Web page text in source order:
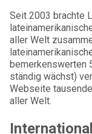
Seit 2003 brachte
aller Welt
bemerkenswerten
ständig wächst)
Webseite
aller Welt.